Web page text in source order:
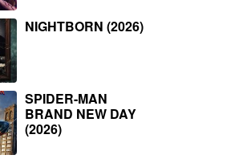
NIGHTBORN (2026)
SPIDER-MAN
BRAND NEW DAY
(2026)